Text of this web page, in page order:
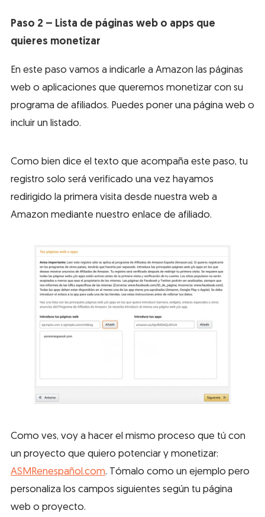
Paso 2 – Lista de páginas web o apps que
quieres monetizar
En este paso vamos a indicarle a Amazon las páginas
web o aplicaciones que queremos monetizar con su
programa de afiliados. Puedes poner una página web o
incluir un listado.
Como bien dice el texto que acompaña este paso, tu
registro solo será verificado una vez hayamos
redirigido la primera visita desde nuestra web a
Amazon mediante nuestro enlace de afiliado.
Como ves, voy a hacer el mismo proceso que tú con
un proyecto que quiero potenciar y monetizar:
ASMRenespañol.com. Tómalo como un ejemplo pero
personaliza los campos siguientes según tu página
web o proyecto.